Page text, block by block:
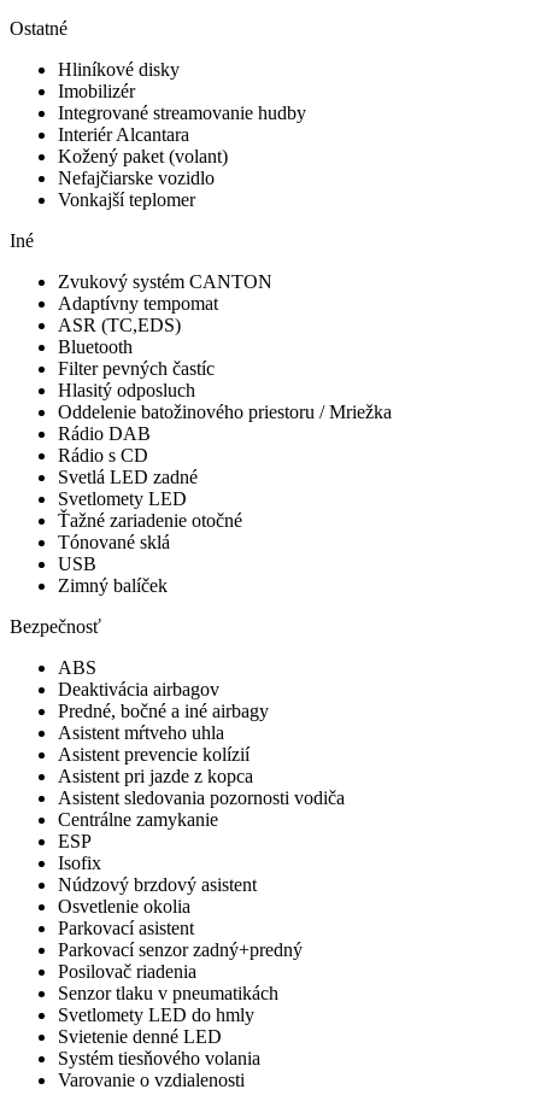
Ostatné
Hliníkové disky
Imobilizér
Integrované streamovanie hudby
Interiér Alcantara
Kožený paket (volant)
Nefajčiarske vozidlo
Vonkajší teplomer
Iné
Zvukový systém CANTON
Adaptívny tempomat
ASR (TC,EDS)
Bluetooth
Filter pevných častíc
Hlasitý odposluch
Oddelenie batožinového priestoru / Mriežka
Rádio DAB
Rádio s CD
Svetlá LED zadné
Svetlomety LED
Ťažné zariadenie otočné
Tónované sklá
USB
Zimný balíček
Bezpečnosť
ABS
Deaktivácia airbagov
Predné, bočné a iné airbagy
Asistent mŕtveho uhla
Asistent prevencie kolízií
Asistent pri jazde z kopca
Asistent sledovania pozornosti vodiča
Centrálne zamykanie
ESP
Isofix
Núdzový brzdový asistent
Osvetlenie okolia
Parkovací asistent
Parkovací senzor zadný+predný
Posilovač riadenia
Senzor tlaku v pneumatikách
Svetlomety LED do hmly
Svietenie denné LED
Systém tiesňového volania
Varovanie o vzdialenosti